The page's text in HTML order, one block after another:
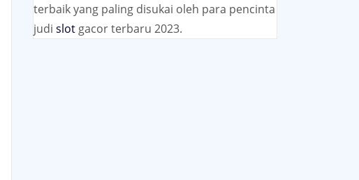
terbaik yang paling disukai oleh para pencinta
judi slot gacor terbaru 2023.